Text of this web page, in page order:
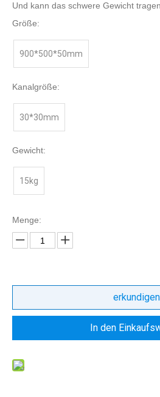
Und kann das schwere Gewicht
Größe:
900*500*50mm
Kanalgröße:
30*30mm
Gewicht:
15kg
Menge:
erkundigen
In den